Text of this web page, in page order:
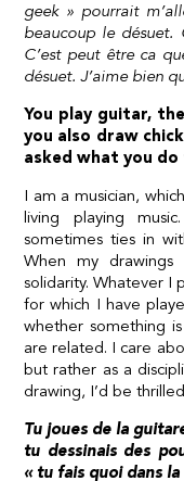
geek » pourrait
beaucoup le désuet.
C’est peut être ca
désuet. J’aime bien
You play guitar,
you also draw
asked what you
I am a musician,
living playing
sometimes ties in
When my
solidarity. Whatever I
for which I have
whether something
are related. I care
but rather as a
drawing, I’d be
Tu joues de la
tu dessinais des
« tu fais quoi dans